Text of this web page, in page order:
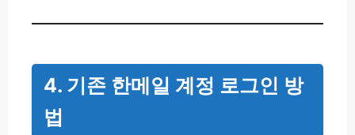
4. 기존 한메일 계정 로그인 방
법